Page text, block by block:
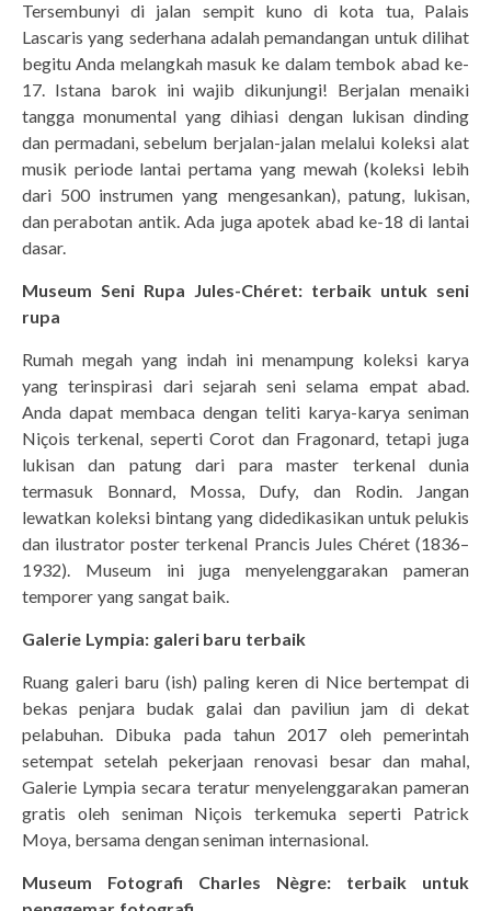
Tersembunyi di jalan sempit kuno di kota tua, Palais
Lascaris yang sederhana adalah pemandangan untuk dilihat
begitu Anda melangkah masuk ke dalam tembok abad ke-
17. Istana barok ini wajib dikunjungi! Berjalan menaiki
tangga monumental yang dihiasi dengan lukisan dinding
dan permadani, sebelum berjalan-jalan melalui koleksi alat
musik periode lantai pertama yang mewah (koleksi lebih
dari 500 instrumen yang mengesankan), patung, lukisan,
dan perabotan antik. Ada juga apotek abad ke-18 di lantai
dasar.
Museum Seni Rupa Jules-Chéret: terbaik untuk seni
rupa
Rumah megah yang indah ini menampung koleksi karya
yang terinspirasi dari sejarah seni selama empat abad.
Anda dapat membaca dengan teliti karya-karya seniman
Niçois terkenal, seperti Corot dan Fragonard, tetapi juga
lukisan dan patung dari para master terkenal dunia
termasuk Bonnard, Mossa, Dufy, dan Rodin. Jangan
lewatkan koleksi bintang yang didedikasikan untuk pelukis
dan ilustrator poster terkenal Prancis Jules Chéret (1836–
1932). Museum ini juga menyelenggarakan pameran
temporer yang sangat baik.
Galerie Lympia: galeri baru terbaik
Ruang galeri baru (ish) paling keren di Nice bertempat di
bekas penjara budak galai dan paviliun jam di dekat
pelabuhan. Dibuka pada tahun 2017 oleh pemerintah
setempat setelah pekerjaan renovasi besar dan mahal,
Galerie Lympia secara teratur menyelenggarakan pameran
gratis oleh seniman Niçois terkemuka seperti Patrick
Moya, bersama dengan seniman internasional.
Museum Fotografi Charles Nègre: terbaik untuk